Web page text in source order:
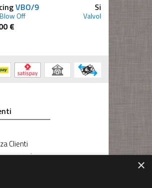
VBO/9
Off
€
Simoni Racing
Valvola Pop Off
Clienti
garanzia
×